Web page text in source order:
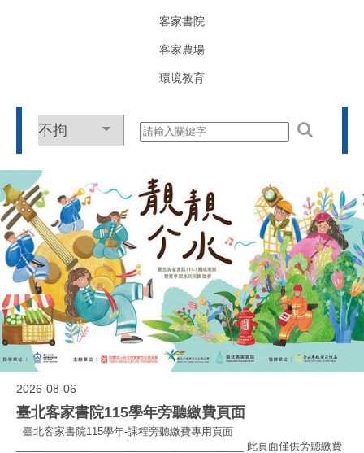
客家書院
客家農場
環境教育
2026-08-06
臺北客家書院115學年旁聽繳費頁面
臺北客家書院115學年-課程旁聽繳費專用頁面
________________________________________ 此頁面僅供旁聽繳費